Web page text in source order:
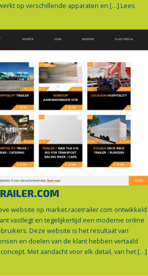
op verschillende apparaten en […] Lees
website op market.racetrailer.com ontwikkeld
vastlegt en tegelijkertijd een moderne online
Deze website is het resultaat van
en doelen van de klant hebben vertaald
Met aandacht voor elk detail, van het […]